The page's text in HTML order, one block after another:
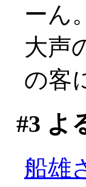
ーん。
大声
の客
#3 よ
船雄